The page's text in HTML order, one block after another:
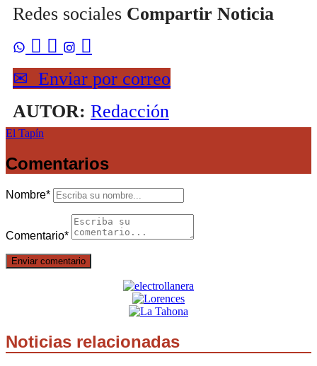
Redes sociales Compartir Noticia
 

✉ Enviar por correo
AUTOR: Redacción
El Tapín
Comentarios
Nombre*
Comentario*
Noticias relacionadas